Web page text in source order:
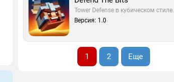
Tower Defense в кубическом стиле.
Версия: 1.0
1 2 Еще